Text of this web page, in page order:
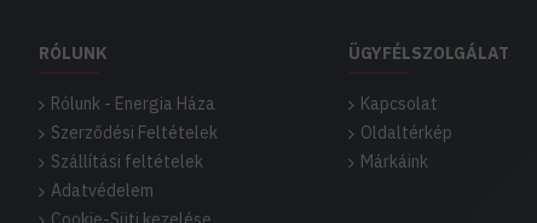
RÓLUNK
Rólunk - Energia Háza
Szerződési Feltételek
Szállítási feltételek
Adatvédelem
ÜGYFÉLSZOLGÁLAT
Kapcsolat
Oldaltérkép
Márkáink